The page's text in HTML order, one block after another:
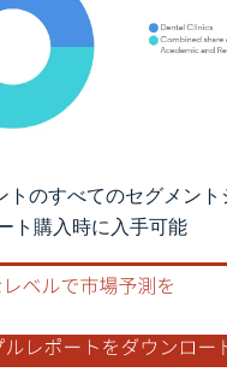
。再利用にはCC BY 4.0の表示
トのすべてのセグメント
ト購入時に入手可能